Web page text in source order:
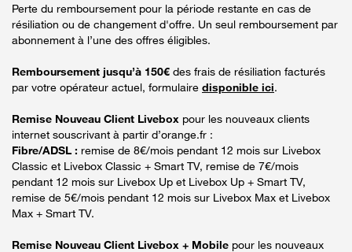
Perte du remboursement pour la période restante en cas de
résiliation ou de changement d'offre. Un seul remboursement par
abonnement à l’une des offres éligibles.
Remboursement jusqu’à 150€ des frais de résiliation facturés
par votre opérateur actuel, formulaire disponible ici.
Remise Nouveau Client Livebox pour les nouveaux clients
internet souscrivant à partir d’orange.fr :
Fibre/ADSL : remise de 8€/mois pendant 12 mois sur Livebox
Classic et Livebox Classic + Smart TV, remise de 7€/mois
pendant 12 mois sur Livebox Up et Livebox Up + Smart TV,
remise de 5€/mois pendant 12 mois sur Livebox Max et Livebox
Max + Smart TV.
Remise Nouveau Client Livebox + Mobile pour les nouveaux